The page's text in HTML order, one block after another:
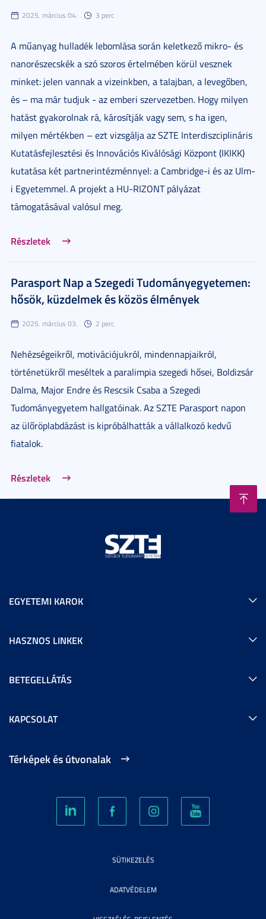
2025. március 04. 3 perc
A műanyag hulladék lebomlása során keletkező mikro- és
nanorészecskék a szó szoros értelmében körül vesznek
minket: jelen vannak a vizeinkben, a talajban, a levegőben,
és – ma már tudjuk - az emberi szervezetben. Hogy milyen
hatást gyakorolnak rá, károsítják vagy sem, s ha igen,
milyen mértékben – ezt vizsgálja az SZTE Interdiszciplináris
Kutatásfejlesztési és Innovációs Kiválósági Központ (IKIKK)
kutatása két partnerintézménnyel: a Cambridge-i és az Ulm-
i Egyetemmel. A projekt a HU-RIZONT pályázat
támogatásával valósul meg.
Részletek
Parasport Nap a Szegedi Tudományegyetemen:
hősök, küzdelmek és közös élmények
2025. március 03. 2 perc
Nehézségeikről, motivációjukról, mindennapjaikról,
történetükről meséltek a paralimpia szegedi hősei, Boldizsár
Dalma, Major Endre és Rescsik Csaba a Szegedi
Tudományegyetem hallgatóinak. Az SZTE Parasport napon
az ülőröplabdázást is kipróbálhatták a vállalkozó kedvű
fiatalok.
Részletek
EGYETEMI KAROK
HASZNOS LINKEK
BETEGELLÁTÁS
KAPCSOLAT
Térképek és útvonalak
SÜTIKEZELÉS
ADATVÉDELEM